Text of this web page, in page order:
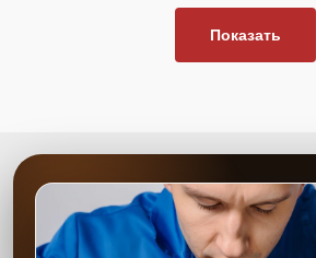
Показать